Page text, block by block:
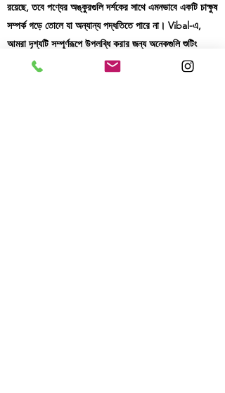
রয়েছে, তবে পণ্যের অঙ্কুরগুলি দর্শকের সাথে এমনভাবে একটি চাক্ষুষ
সম্পর্ক গড়ে তোলে যা অন্যান্য পদ্ধতিতে পারে না। Vibal-এ,
আমরা দৃশ্যটি সম্পূর্ণরূপে উপলব্ধি করার জন্য অনেকগুলি শুটিং
সম্ভাবনা এবং সেটআপ অফার করি। ব্র্যান্ডগুলিকে জীবন্ত করার